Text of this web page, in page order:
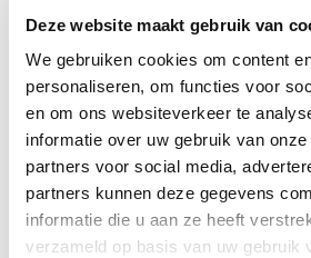
Deze website maakt gebruik van
We gebruiken cookies om content
personaliseren, om functies voor
en om ons websiteverkeer te
informatie over uw gebruik van
partners voor social media,
partners kunnen deze gegevens
informatie die u aan ze heeft
verzameld op basis van uw gebruik